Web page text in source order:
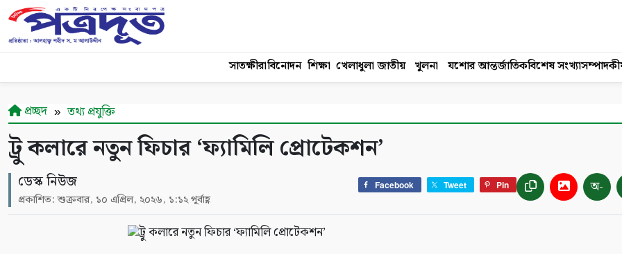
সাতক্ষীরাবিনোদন শিক্ষা খেলাধুলা জাতীয় খুলনা যশোর আন্তর্জাতিকবিশেষ সংখ্যা
প্রচ্ছদ তথ্য প্রযুক্তি
ট্রু কলারে নতুন ফিচার ‘ফ্যামিলি প্রোটেকশন’
ডেস্ক নিউজ
প্রকাশিত: শুক্রবার, ১০ এপ্রিল, ২০২৬, ১:১২ পূর্বাহ্ণ
Facebook Tweet Pin অ-